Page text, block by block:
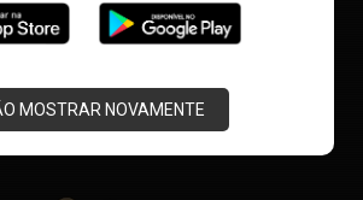
MOSTRAR NOVAMENTE